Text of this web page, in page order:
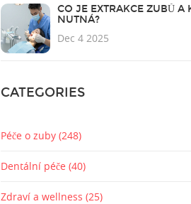
CO JE EXTRAKCE ZUBŮ A
NUTNÁ?
Dec 4 2025
CATEGORIES
Péče o zuby (248)
Dentální péče (40)
Zdraví a wellness (25)